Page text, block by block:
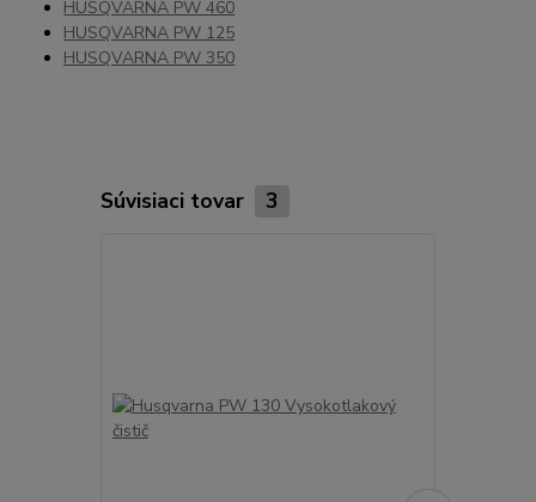
HUSQVARNA PW 460
HUSQVARNA PW 125
HUSQVARNA PW 350
Súvisiaci tovar 3